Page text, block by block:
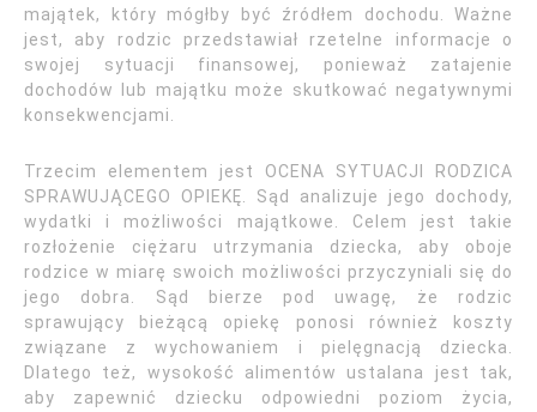
majątek, który mógłby być źródłem dochodu. Ważne
jest, aby rodzic przedstawiał rzetelne informacje o
swojej sytuacji finansowej, ponieważ zatajenie
dochodów lub majątku może skutkować negatywnymi
konsekwencjami.
Trzecim elementem jest OCENA SYTUACJI RODZICA
SPRAWUJĄCEGO OPIEKĘ. Sąd analizuje jego dochody,
wydatki i możliwości majątkowe. Celem jest takie
rozłożenie ciężaru utrzymania dziecka, aby oboje
rodzice w miarę swoich możliwości przyczyniali się do
jego dobra. Sąd bierze pod uwagę, że rodzic
sprawujący bieżącą opiekę ponosi również koszty
związane z wychowaniem i pielęgnacją dziecka.
Dlatego też, wysokość alimentów ustalana jest tak,
aby zapewnić dziecku odpowiedni poziom życia,